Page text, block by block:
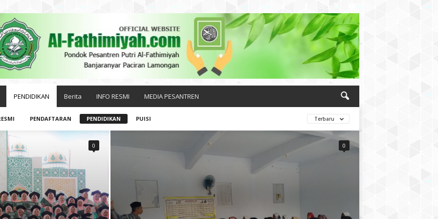
PENDIDIKAN Berita INFO RESMI MEDIA PESANTREN
PENDAFTARAN PENDIDIKAN PUISI Terbaru
0 0